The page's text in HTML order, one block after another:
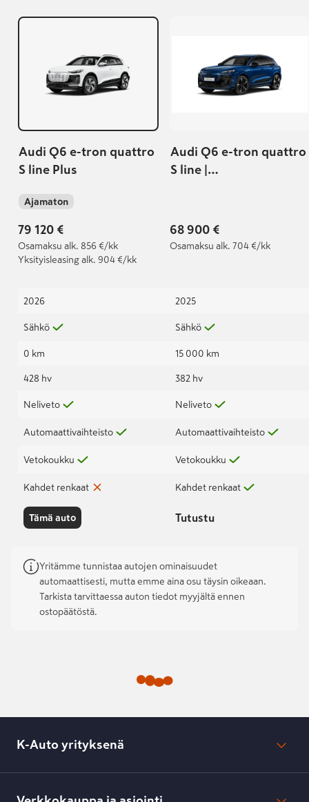
Audi Q6 e-tron quattro
S line Plus
Ajamaton
79 120 €
Osamaksu alk. 856 €/kk
Yksityisleasing alk. 904 €/kk
2026
Sähkö
0 km
428 hv
Neliveto
Automaattivaihteisto
Vetokoukku
Kahdet renkaat
Tämä auto
Audi Q6 e-tron quattro
S line |
100tkm / 5-vuotta |
Audi approved :plus |
68 900 €
Osamaksu alk. 704 €/kk
2025
Sähkö
15 000 km
382 hv
Neliveto
Automaattivaihteisto
Vetokoukku
Kahdet renkaat
Tutustu
Yritämme tunnistaa autojen ominaisuudet
automaattisesti, mutta emme aina osu täysin oikeaan.
Tarkista tarvittaessa auton tiedot myyjältä ennen
ostopäätöstä.
K-Auto yrityksenä
Lehdistötiedotteet